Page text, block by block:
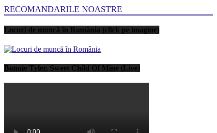
RECOMANDARILE NOASTRE
Locuri de muncă în România (click pe imagine)
Bonnie Tyler, Sweet Child Of Mine (Live)